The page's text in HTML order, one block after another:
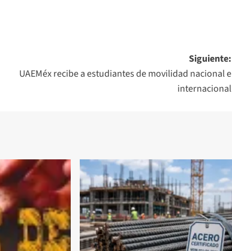
Siguiente:
UAEMéx recibe a estudiantes de movilidad nacional e
internacional